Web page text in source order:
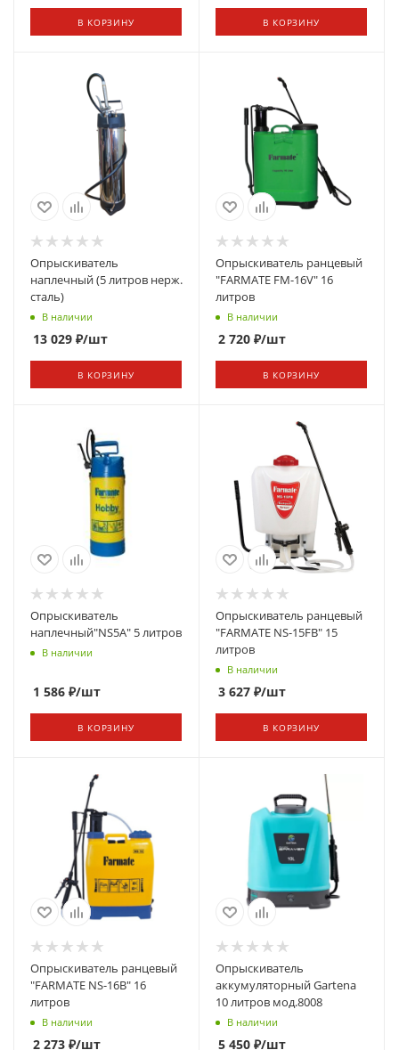
В КОРЗИНУ В КОРЗИНУ
Опрыскиватель
наплечный (5 литров нерж.
сталь)
В наличии
13 029 ₽/шт
В КОРЗИНУ
Опрыскиватель ранцевый
"FARMATЕ FM-16V" 16
литров
В наличии
2 720 ₽/шт
В КОРЗИНУ
Опрыскиватель
наплечный"NS5А" 5 литров
В наличии
1 586 ₽/шт
В КОРЗИНУ
Опрыскиватель ранцевый
"FARMATЕ NS-15FB" 15
литров
В наличии
3 627 ₽/шт
В КОРЗИНУ
Опрыскиватель ранцевый
"FARMATЕ NS-16В" 16
литров
В наличии
2 273 ₽/шт
Опрыскиватель
аккумуляторный Gartena
10 литров мод.8008
В наличии
5 450 ₽/шт